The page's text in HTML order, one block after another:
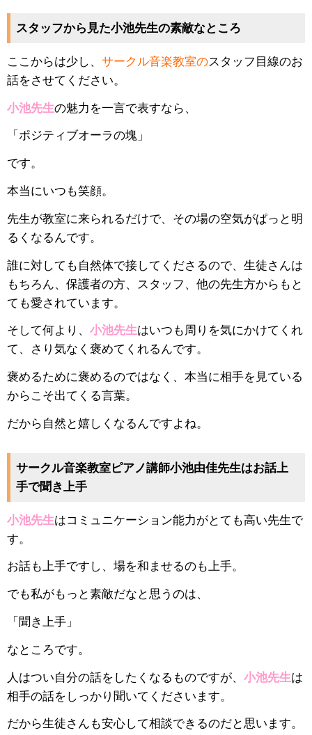
スタッフから見た小池先生の素敵なところ
ここからは少し、 サークル音楽教室のスタッフ目線のお
話をさせてください。
小池先生の魅力を一言で表すなら、
「ポジティブオーラの塊」
です。
本当にいつも笑顔。
先生が教室に来られるだけで、その場の空気がぱっと明
るくなるんです。
誰に対しても自然体で接してくださるので、生徒さんは
もちろん、保護者の方、スタッフ、他の先生方からもと
ても愛されています。
そして何より、 小池先生はいつも周りを気にかけてくれ
て、さり気なく褒めてくれるんです。
褒めるために褒めるのではなく、本当に相手を見ている
からこそ出てくる言葉。
だから自然と嬉しくなるんですよね。
サークル音楽教室ピアノ講師小池由佳先生はお話上
手で聞き上手
小池先生はコミュニケーション能力がとても高い先生で
す。
お話も上手ですし、場を和ませるのも上手。
でも私がもっと素敵だなと思うのは、
「聞き上手」
なところです。
人はつい自分の話をしたくなるものですが、 小池先生は
相手の話をしっかり聞いてくださいます。
だから生徒さんも安心して相談できるのだと思います。